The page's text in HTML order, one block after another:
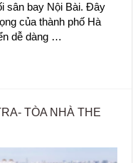
sân bay Nội Bài. Đây
của thành phố Hà
dễ dàng …
TÒA NHÀ THE